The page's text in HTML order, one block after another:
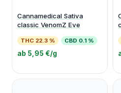
Cannamedical Sativa
classic VenomZ Eve
THC 22.3 % CBD 0.1 %
ab 5,95 €/g